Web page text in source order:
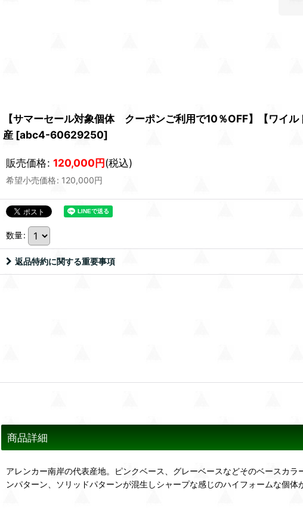
【サマーセール対象個体 クーポンご利用で10％OFF】【ワイ
産 [abc4-60629250]
販売価格: 120,000円(税込)
希望小売価格: 120,000円
数量:
返品特約に関する重要事項
商品詳細
アレンカー南岸の代表産地。ピンクベース、グレーベースなどそのベースカ
ンパターン、ソリッドパターンが混生しシャープな感じのハイフォームな個体